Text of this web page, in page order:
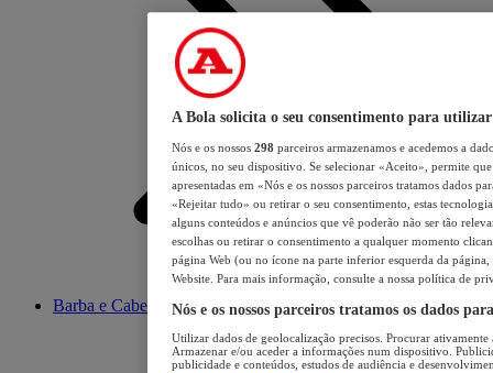
Barba e Cabelo
A Bola solicita o seu consentimento para utilizar
Nós e os nossos 298 parceiros armazenamos e acedemos a
únicos, no seu dispositivo. Se selecionar «Aceito», permite
apresentadas em «Nós e os nossos parceiros tratamos dados
«Rejeitar tudo» ou retirar o seu consentimento, estas
alguns conteúdos e anúncios que vê poderão não ser tão
escolhas ou retirar o consentimento a qualquer momento
página Web (ou no ícone na parte inferior esquerda da página,
Website. Para mais informação, consulte a nossa política de
Nós e os nossos parceiros tratamos os dados
Utilizar dados de geolocalização precisos. Procurar
Armazenar e/ou aceder a informações num dispositivo.
publicidade e conteúdos, estudos de audiência e